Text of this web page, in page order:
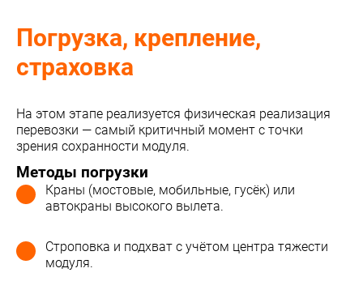
Погрузка, крепление,
страховка
На этом этапе реализуется физическая реализация
перевозки — самый критичный момент с точки
зрения сохранности модуля.
Методы погрузки
Краны (мостовые, мобильные, гусёк) или
автокраны высокого вылета.
Строповка и подхват с учётом центра тяжести
модуля.